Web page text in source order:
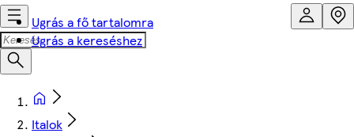
Ugrás a fő tartalomra
Ugrás a kereséshez
Italok